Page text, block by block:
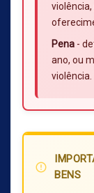
Pena -
ano, ou
violência.
error_outline
BENS